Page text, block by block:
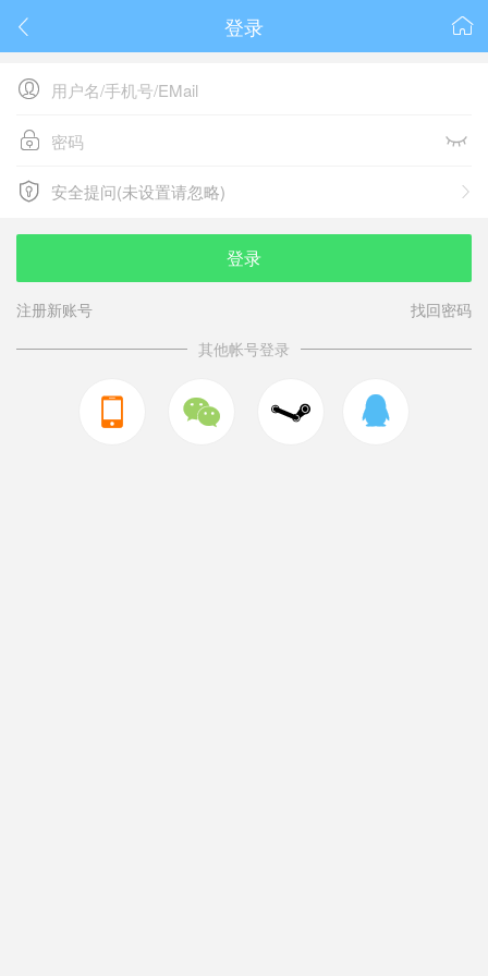
 
登录

 
 
安全提问(未设置请忽略)
安全提问(未设置请忽略)
登录
注册新账号
找回密码
其他帐号登录
  